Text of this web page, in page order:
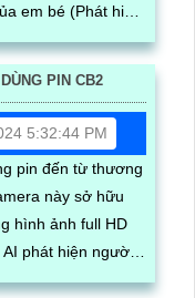
em bé (Phát hiện
PIN CB2
5:32:44 PM
pin đến từ thương
hình ảnh full HD